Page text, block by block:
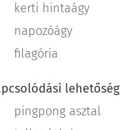
kerti hintaágy
napozóágy
filagória
pingpong asztal